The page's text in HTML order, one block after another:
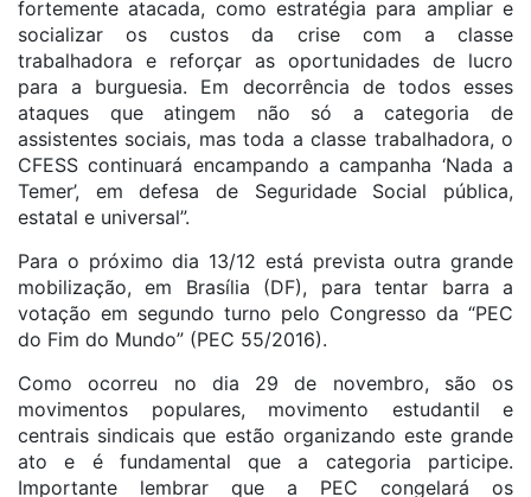
fortemente atacada, como estratégia para ampliar e
socializar os custos da crise com a classe
trabalhadora e reforçar as oportunidades de lucro
para a burguesia. Em decorrência de todos esses
ataques que atingem não só a categoria de
assistentes sociais, mas toda a classe trabalhadora, o
CFESS continuará encampando a campanha ‘Nada a
Temer’, em defesa de Seguridade Social pública,
estatal e universal”.
Para o próximo dia 13/12 está prevista outra grande
mobilização, em Brasília (DF), para tentar barra a
votação em segundo turno pelo Congresso da “PEC
do Fim do Mundo” (PEC 55/2016).
Como ocorreu no dia 29 de novembro, são os
movimentos populares, movimento estudantil e
centrais sindicais que estão organizando este grande
ato e é fundamental que a categoria participe.
Importante lembrar que a PEC congelará os